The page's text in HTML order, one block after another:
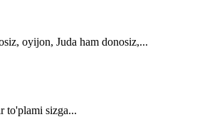
oyijon, Juda ham donosiz,...
to'plami sizga...